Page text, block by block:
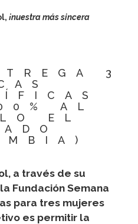
¡nuestra más sincera
3
AL
EL
a través de su
Fundación Semana
para tres mujeres
es permitir la